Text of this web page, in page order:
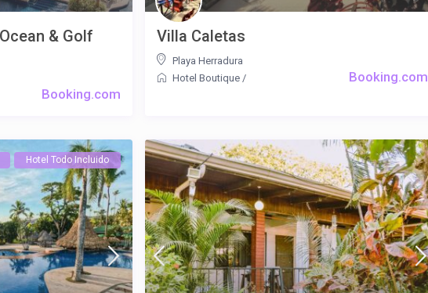
Booking.com
& Golf
Booking.com
Villa Caletas
Playa Herradura
Hotel Boutique /
Hotel Todo Incluido